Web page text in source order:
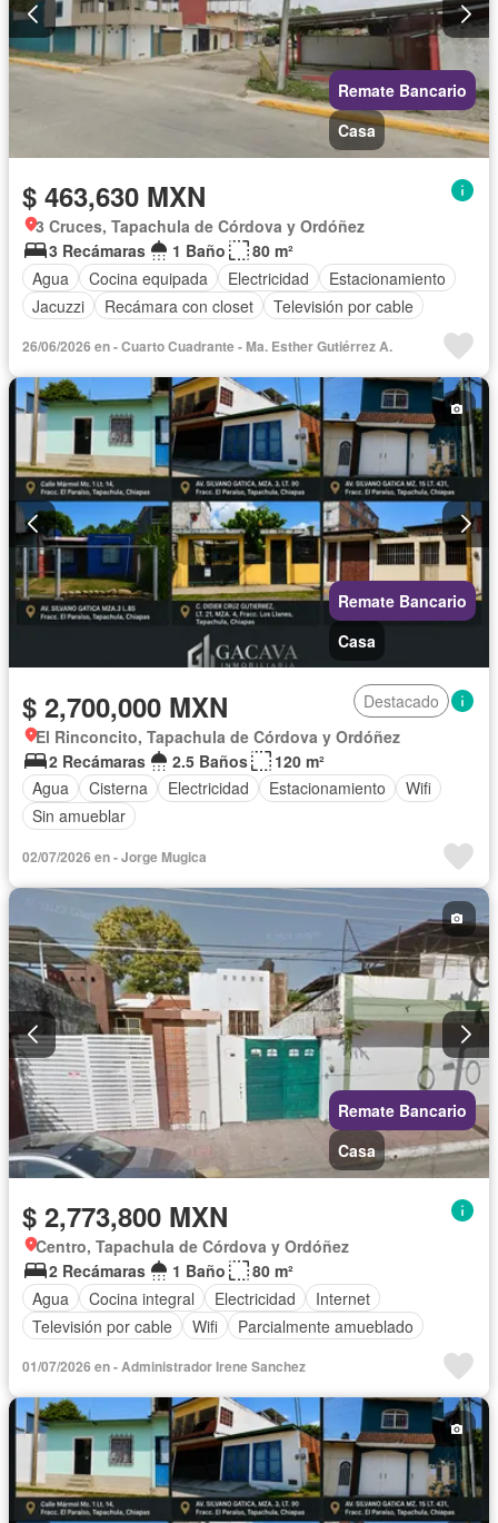
Remate Bancario
Casa
$ 463,630 MXN
3 Cruces, Tapachula de Córdova y Ordóñez
3 Recámaras
1 Baño
80 m²
Agua
Cocina equipada Electricidad
Estacionamiento
Jacuzzi
Recámara con closet Televisión por cable
26/06/2026 en - Cuarto Cuadrante - Ma. Esther Gutiérrez A.
Remate Bancario
Casa
$ 2,700,000 MXN
Destacado
El Rinconcito, Tapachula de Córdova y Ordóñez
2 Recámaras
2.5 Baños
120 m²
Agua
Cisterna Electricidad Estacionamiento
Wifi
Sin amueblar
02/07/2026 en - Jorge Mugica
Remate Bancario
Casa
$ 2,773,800 MXN
Centro, Tapachula de Córdova y Ordóñez
2 Recámaras
1 Baño
80 m²
Agua
Cocina integral Electricidad
Internet
Televisión por cable
Wifi Parcialmente amueblado
01/07/2026 en - Administrador Irene Sanchez